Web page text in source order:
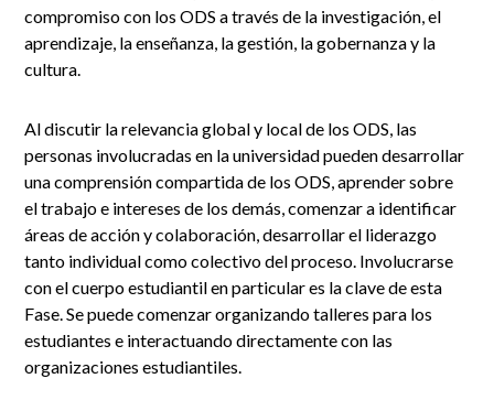
compromiso con los ODS a través de la investigación, el
aprendizaje, la enseñanza, la gestión, la gobernanza y la
cultura.
Al discutir la relevancia global y local de los ODS, las
personas involucradas en la universidad pueden desarrollar
una comprensión compartida de los ODS, aprender sobre
el trabajo e intereses de los demás, comenzar a identificar
áreas de acción y colaboración, desarrollar el liderazgo
tanto individual como colectivo del proceso. Involucrarse
con el cuerpo estudiantil en particular es la clave de esta
Fase. Se puede comenzar organizando talleres para los
estudiantes e interactuando directamente con las
organizaciones estudiantiles.